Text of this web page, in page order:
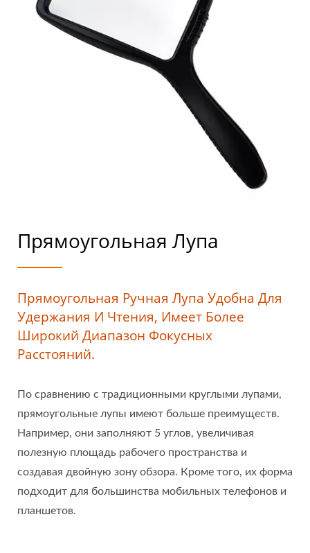
Прямоугольная Лупа
Прямоугольная Ручная Лупа Удобна Для
Удержания И Чтения, Имеет Более
Широкий Диапазон Фокусных
Расстояний.
По сравнению с традиционными круглыми лупами,
прямоугольные лупы имеют больше преимуществ.
Например, они заполняют 5 углов, увеличивая
полезную площадь рабочего пространства и
создавая двойную зону обзора. Кроме того, их форма
подходит для большинства мобильных телефонов и
планшетов.